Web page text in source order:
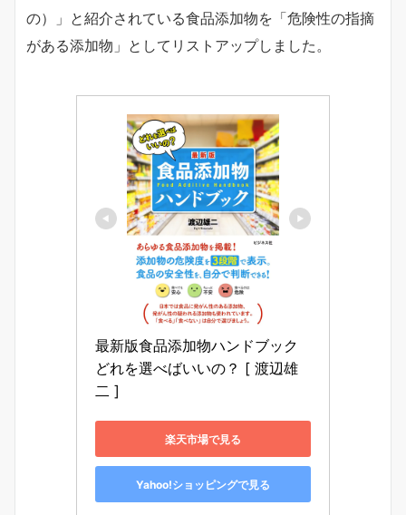
の）」と紹介されている食品添加物を「危険性の指摘
がある添加物」としてリストアップしました。
最新版食品添加物ハンドブック
どれを選べばいいの？ [ 渡辺雄
二 ]
楽天市場で見る
Yahoo!ショッピングで見る